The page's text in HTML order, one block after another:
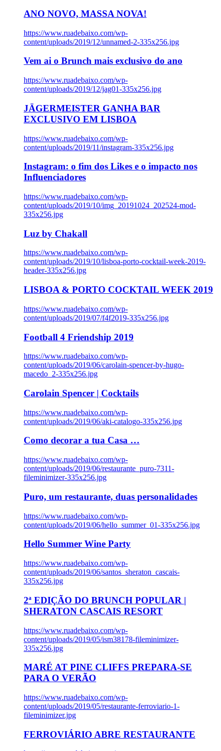
ANO NOVO, MASSA NOVA!
https://www.ruadebaixo.com/wp-
content/uploads/2019/12/unnamed-2-335x256.jpg
Vem ai o Brunch mais exclusivo do ano
https://www.ruadebaixo.com/wp-
content/uploads/2019/12/jag01-335x256.jpg
JÄGERMEISTER GANHA BAR
EXCLUSIVO EM LISBOA
https://www.ruadebaixo.com/wp-
content/uploads/2019/11/instagram-335x256.jpg
Instagram: o fim dos Likes e o impacto nos
Influenciadores
https://www.ruadebaixo.com/wp-
content/uploads/2019/10/img_20191024_202524-mod-
335x256.jpg
Luz by Chakall
https://www.ruadebaixo.com/wp-
content/uploads/2019/10/lisboa-porto-cocktail-week-2019-
header-335x256.jpg
LISBOA & PORTO COCKTAIL WEEK 2019
https://www.ruadebaixo.com/wp-
content/uploads/2019/07/f4f2019-335x256.jpg
Football 4 Friendship 2019
https://www.ruadebaixo.com/wp-
content/uploads/2019/06/carolain-spencer-by-hugo-
macedo_2-335x256.jpg
Carolain Spencer | Cocktails
https://www.ruadebaixo.com/wp-
content/uploads/2019/06/aki-catalogo-335x256.jpg
Como decorar a tua Casa …
https://www.ruadebaixo.com/wp-
content/uploads/2019/06/restaurante_puro-7311-
fileminimizer-335x256.jpg
Puro, um restaurante, duas personalidades
https://www.ruadebaixo.com/wp-
content/uploads/2019/06/hello_summer_01-335x256.jpg
Hello Summer Wine Party
https://www.ruadebaixo.com/wp-
content/uploads/2019/06/santos_sheraton_cascais-
335x256.jpg
2ª EDIÇÃO DO BRUNCH POPULAR |
SHERATON CASCAIS RESORT
https://www.ruadebaixo.com/wp-
content/uploads/2019/05/ism38178-fileminimizer-
335x256.jpg
MARÉ AT PINE CLIFFS PREPARA-SE
PARA O VERÃO
https://www.ruadebaixo.com/wp-
content/uploads/2019/05/restaurante-ferroviario-1-
fileminimizer.jpg
FERROVIÁRIO ABRE RESTAURANTE